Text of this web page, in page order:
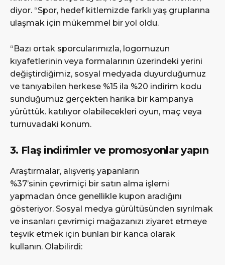
diyor. “Spor, hedef kitlemizde farklı yaş gruplarına
ulaşmak için mükemmel bir yol oldu.
“Bazı ortak sporcularımızla, logomuzun
kıyafetlerinin veya formalarının üzerindeki yerini
değiştirdiğimiz, sosyal medyada duyurduğumuz
ve tanıyabilen herkese %15 ila %20 indirim kodu
sunduğumuz gerçekten harika bir kampanya
yürüttük. katılıyor olabilecekleri oyun, maç veya
turnuvadaki konum.
3. Flaş indirimler ve promosyonlar yapın
Araştırmalar, alışveriş yapanların
%37’sinin çevrimiçi bir satın alma işlemi
yapmadan önce genellikle kupon aradığını
gösteriyor. Sosyal medya gürültüsünden sıyrılmak
ve insanları çevrimiçi mağazanızı ziyaret etmeye
teşvik etmek için bunları bir kanca olarak
kullanın. Olabilirdi: